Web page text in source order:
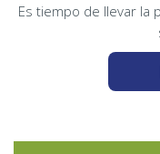
Es tiempo de llevar la